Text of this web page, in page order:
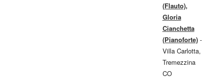
(Flauto),
Gloria
Cianchetta
(Pianoforte)-
Villa Carlotta,
Tremezzina
CO